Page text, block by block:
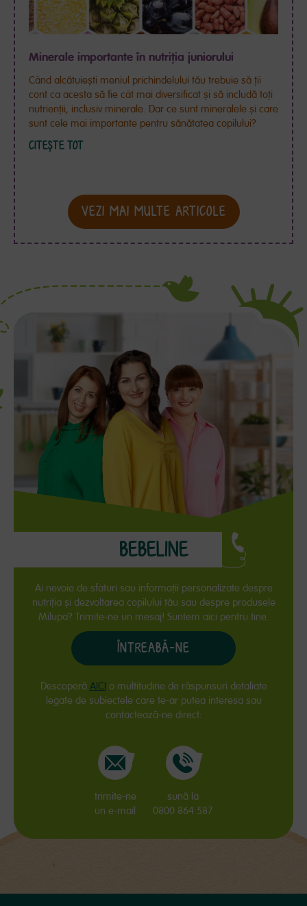
Minerale importante în nutriția juniorului
Când alcătuiești meniul prichindelului tău trebuie să ții
cont ca acesta să fie cât mai diversificat și să includă toți
nutrienții, inclusiv minerale. Dar ce sunt mineralele și care
sunt cele mai importante pentru sănătatea copilului?
CITEȘTE TOT
VEZI MAI MULTE ARTICOLE
BEBELINE
Ai nevoie de sfaturi sau informaţii personalizate despre
nutriţia și dezvoltarea copilului tău sau despre produsele
Milupa? Trimite-ne un mesaj! Suntem aici pentru tine.
ÎNTREABĂ-NE
Descoperă AICI o multitudine de răspunsuri detaliate
legate de subiectele care te-ar putea interesa sau
contactează-ne direct:
trimite-ne
un e-mail
sună la
0800 864 587